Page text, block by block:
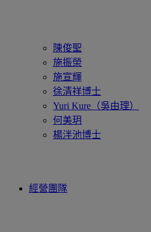
陳俊聖
施振榮
施宣輝
徐清祥博士
Yuri Kure（吳由理）
何美玥
楊泮池博士
經營團隊